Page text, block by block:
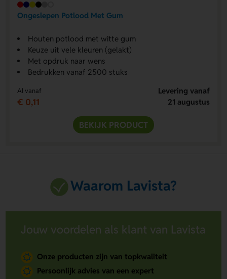
Ongeslepen Potlood Met Gum
Houten potlood met witte gum
Keuze uit vele kleuren (gelakt)
Met opdruk naar wens
Bedrukken vanaf 2500 stuks
Al vanaf
€ 0,11
Levering vanaf
21 augustus
BEKIJK PRODUCT
Waarom Lavista?
Jouw voordelen als klant van Lavista
Onze producten zijn van topkwaliteit
Persoonlijk advies van een expert